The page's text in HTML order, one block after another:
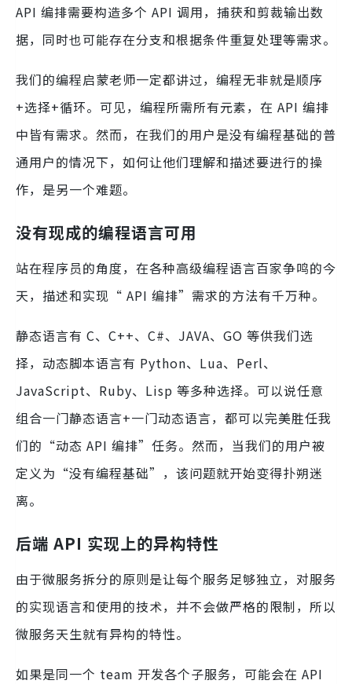
API 编排需要构造多个 API 调用，捕获和剪裁输出数
据，同时也可能存在分支和根据条件重复处理等需求。
我们的编程启蒙老师一定都讲过，编程无非就是顺序
+选择+循环。可见，编程所需所有元素，在 API 编排
中皆有需求。然而，在我们的用户是没有编程基础的普
通用户的情况下，如何让他们理解和描述要进行的操
作，是另一个难题。
没有现成的编程语言可用
站在程序员的角度，在各种高级编程语言百家争鸣的今
天，描述和实现“ API 编排”需求的方法有千万种。
静态语言有 C、C++、C#、JAVA、GO 等供我们选
择，动态脚本语言有 Python、Lua、Perl、
JavaScript、Ruby、Lisp 等多种选择。可以说任意
组合一门静态语言+一门动态语言，都可以完美胜任我
们的“动态 API 编排”任务。然而，当我们的用户被
定义为“没有编程基础”，该问题就开始变得扑朔迷
离。
后端 API 实现上的异构特性
由于微服务拆分的原则是让每个服务足够独立，对服务
的实现语言和使用的技术，并不会做严格的限制，所以
微服务天生就有异构的特性。
如果是同一个 team 开发各个子服务，可能会在 API